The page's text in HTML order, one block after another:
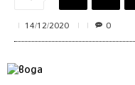
14/12/2020 0